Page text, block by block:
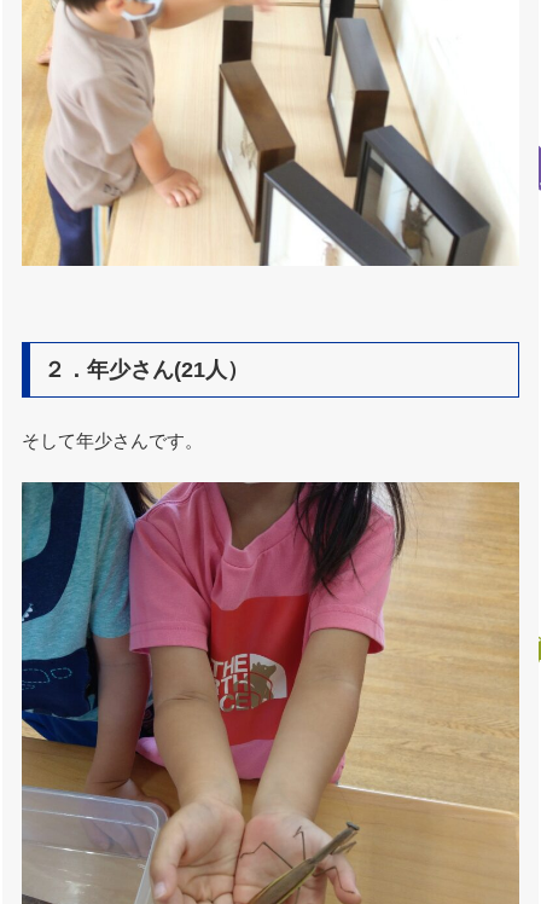
２．年少さん(21人）
そして年少さんです。